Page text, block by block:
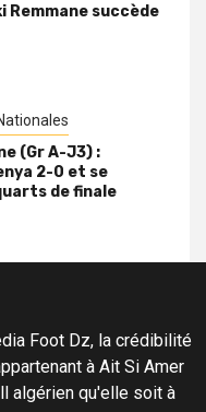
Remmane succède
(Gr A-J3) :
2-0 et se
de finale
Foot Dz, la crédibilité
à Ait Si Amer
algérien qu'elle soit à